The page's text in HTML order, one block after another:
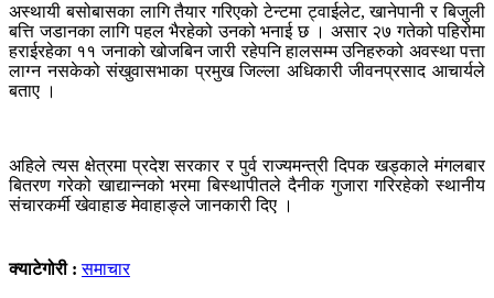
अस्थायी बसोबासका लागि तैयार गरिएको टेन्टमा ट्वाईलेट, खानेपानी र बिजुली
बत्ति जडानका लागि पहल भैरहेको उनको भनाई छ । असार २७ गतेको पहिरोमा
हराईरहेका ११ जनाको खोजबिन जारी रहेपनि हालसम्म उनिहरुको अवस्था पत्ता
लाग्न नसकेको संखुवासभाका प्रमुख जिल्ला अधिकारी जीवनप्रसाद आचार्यले
बताए ।
अहिले त्यस क्षेत्रमा प्रदेश सरकार र पुर्व राज्यमन्त्री दिपक खड्काले मंगलबार
बितरण गरेको खाद्यान्नको भरमा बिस्थापीतले दैनीक गुजारा गरिरहेको स्थानीय
संचारकर्मी खेवाहाङ मेवाहाङ्ले जानकारी दिए ।
क्याटेगोरी :समाचार